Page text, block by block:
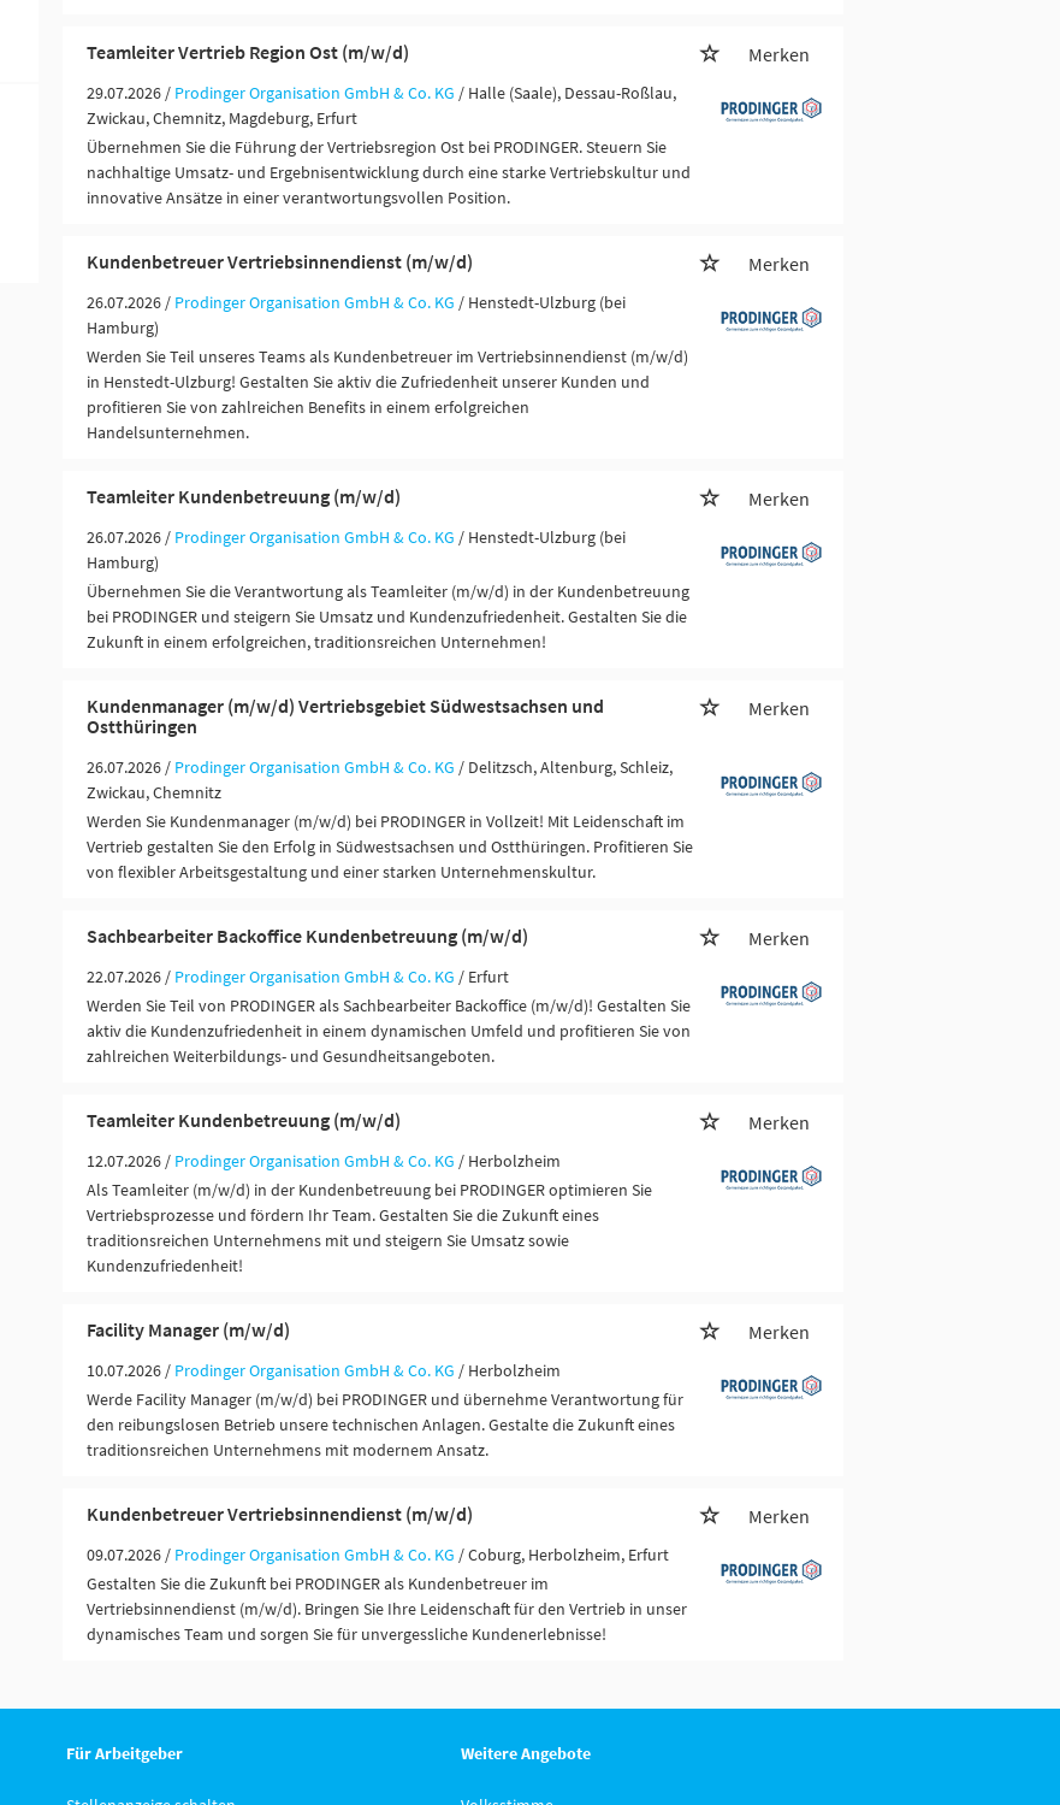
Teamleiter Vertrieb Region Ost (m/w/d) Merken
29.07.2026 / Prodinger Organisation GmbH & Co. KG / Halle (Saale), Dessau-Roßlau,
Zwickau, Chemnitz, Magdeburg, Erfurt
Übernehmen Sie die Führung der Vertriebsregion Ost bei PRODINGER. Steuern Sie
nachhaltige Umsatz- und Ergebnisentwicklung durch eine starke Vertriebskultur und
innovative Ansätze in einer verantwortungsvollen Position.
Kundenbetreuer Vertriebsinnendienst (m/w/d) Merken
26.07.2026 / Prodinger Organisation GmbH & Co. KG / Henstedt-Ulzburg (bei
Hamburg)
Werden Sie Teil unseres Teams als Kundenbetreuer im Vertriebsinnendienst (m/w/d)
in Henstedt-Ulzburg! Gestalten Sie aktiv die Zufriedenheit unserer Kunden und
profitieren Sie von zahlreichen Benefits in einem erfolgreichen
Handelsunternehmen.
Teamleiter Kundenbetreuung (m/w/d) Merken
26.07.2026 / Prodinger Organisation GmbH & Co. KG / Henstedt-Ulzburg (bei
Hamburg)
Übernehmen Sie die Verantwortung als Teamleiter (m/w/d) in der Kundenbetreuung
bei PRODINGER und steigern Sie Umsatz und Kundenzufriedenheit. Gestalten Sie die
Zukunft in einem erfolgreichen, traditionsreichen Unternehmen!
Kundenmanager (m/w/d) Vertriebsgebiet Südwestsachsen und
Ostthüringen
Merken
26.07.2026 / Prodinger Organisation GmbH & Co. KG / Delitzsch, Altenburg, Schleiz,
Zwickau, Chemnitz
Werden Sie Kundenmanager (m/w/d) bei PRODINGER in Vollzeit! Mit Leidenschaft im
Vertrieb gestalten Sie den Erfolg in Südwestsachsen und Ostthüringen. Profitieren Sie
von flexibler Arbeitsgestaltung und einer starken Unternehmenskultur.
Sachbearbeiter Backoffice Kundenbetreuung (m/w/d) Merken
22.07.2026 / Prodinger Organisation GmbH & Co. KG / Erfurt
Werden Sie Teil von PRODINGER als Sachbearbeiter Backoffice (m/w/d)! Gestalten Sie
aktiv die Kundenzufriedenheit in einem dynamischen Umfeld und profitieren Sie von
zahlreichen Weiterbildungs- und Gesundheitsangeboten.
Teamleiter Kundenbetreuung (m/w/d) Merken
12.07.2026 / Prodinger Organisation GmbH & Co. KG / Herbolzheim
Als Teamleiter (m/w/d) in der Kundenbetreuung bei PRODINGER optimieren Sie
Vertriebsprozesse und fördern Ihr Team. Gestalten Sie die Zukunft eines
traditionsreichen Unternehmens mit und steigern Sie Umsatz sowie
Kundenzufriedenheit!
Facility Manager (m/w/d) Merken
10.07.2026 / Prodinger Organisation GmbH & Co. KG / Herbolzheim
Werde Facility Manager (m/w/d) bei PRODINGER und übernehme Verantwortung für
den reibungslosen Betrieb unsere technischen Anlagen. Gestalte die Zukunft eines
traditionsreichen Unternehmens mit modernem Ansatz.
Kundenbetreuer Vertriebsinnendienst (m/w/d) Merken
09.07.2026 / Prodinger Organisation GmbH & Co. KG / Coburg, Herbolzheim, Erfurt
Gestalten Sie die Zukunft bei PRODINGER als Kundenbetreuer im
Vertriebsinnendienst (m/w/d). Bringen Sie Ihre Leidenschaft für den Vertrieb in unser
dynamisches Team und sorgen Sie für unvergessliche Kundenerlebnisse!
Für Arbeitgeber Weitere Angebote